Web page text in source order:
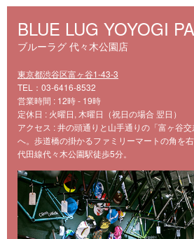
BLUE LUG YOYOGI
ブルーラグ 代々木公園店
東京都渋谷区富ヶ谷1-43-3
TEL：03-6416-8532
営業時間 : 12時 - 19時
定休日 : 火曜日, 木曜日（祝日の場合 翌日）
アクセス : 井の頭通りと山手通りの「富ヶ谷
へ。歩道橋の掛かるファミリーマートの角を
代田線代々木公園駅徒歩5分。